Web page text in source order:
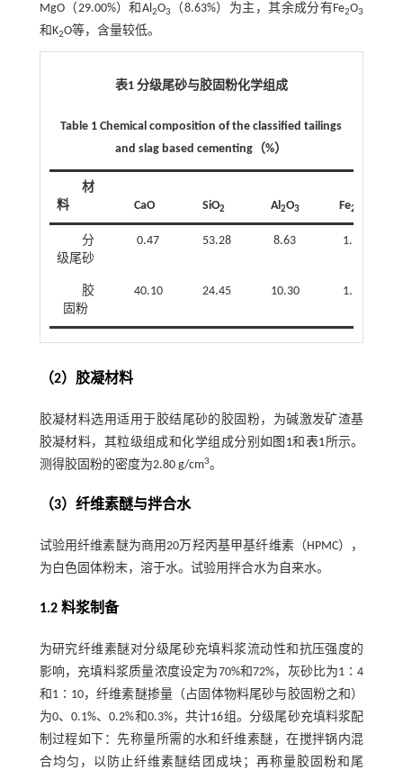
MgO（29.00%）和Al 2O3 （8.63%）为主，其余成分有Fe2O3
和K2O等，含量较低。
表1 分级尾砂与胶固粉化学组成
Table 1 Chemical composition of the classified tailings
and slag based cementing（%）
材
料
CaO SiO2 Al2O3 Fe2
分
级尾砂
0.47 53.28 8.63 1.90
胶
固粉
40.10 24.45 10.30 1.16
（2）胶凝材料
胶凝材料选用适用于胶结尾砂的胶固粉，为碱激发矿渣基
胶凝材料，其粒级组成和化学组成分别如 图1和 表1所示。
测得胶固粉的密度为2.80 g/cm3。
（3）纤维素醚与拌合水
试验用纤维素醚为商用20万羟丙基甲基纤维素（HPMC），
为白色固体粉末，溶于水。试验用拌合水为自来水。
1.2 料浆制备
为研究纤维素醚对分级尾砂充填料浆流动性和抗压强度的
影响，充填料浆质量浓度设定为70%和72%，灰砂比为1∶4
和1∶10，纤维素醚掺量（占固体物料尾砂与胶固粉之和）
为0、0.1%、0.2%和0.3%，共计16组。分级尾砂充填料浆配
制过程如下：先称量所需的水和纤维素醚，在搅拌锅内混
合均匀，以防止纤维素醚结团成块；再称量胶固粉和尾